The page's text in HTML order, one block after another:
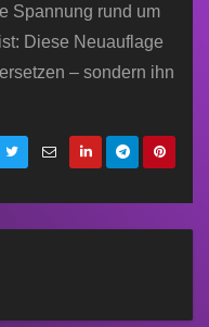
Spannung rund um
Diese Neuauflage
– sondern ihn